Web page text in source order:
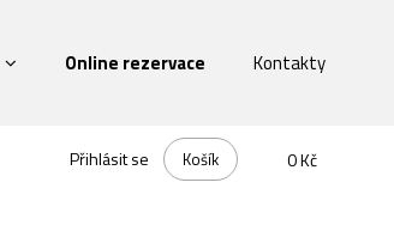
Online rezervace Kontakty
0 Kč
Košík
Přihlásit se